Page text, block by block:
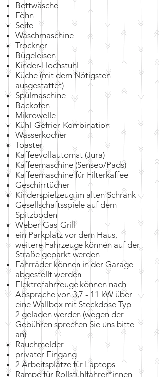
Bettwäsche
Föhn
Seife
Waschmaschine
Trockner
Bügeleisen
Kinder-Hochstuhl
Küche (mit dem Nötigsten
ausgestattet)
Spülmaschine
Backofen
Mikrowelle
Kühl-Gefrier-Kombination
Wasserkocher
Toaster
​Kaffeevollautomat (Jura)
Kaffeemaschine (Senseo/Pads)
Kaffeemaschine für Filterkaffee
Geschirrtücher
Kinderspielzeug im alten Schrank
Gesellschaftsspiele auf dem
Spitzboden
Weber-Gas-Grill
ein Parkplatz vor dem Haus,
weitere Fahrzeuge können auf der
Straße geparkt werden
Fahrräder können in der Garage
abgestellt werden
Elektrofahrzeuge können nach
Absprache von 3,7 - 11 kW über
eine Wallbox mit Steckdose Typ
2 geladen werden (wegen der
Gebühren sprechen Sie uns bitte
an)
Rauchmelder
privater Eingang
2 Arbeitsplätze für Laptops
Rampe für Rollstuhlfahrer*innen